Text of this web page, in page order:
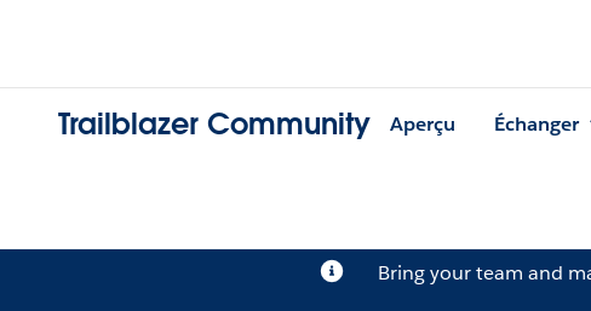
Trailblazer Community Aperçu Échanger
Bring your team and